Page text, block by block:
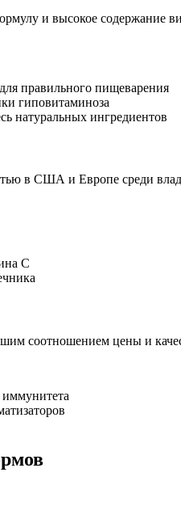
и высокое содержание
правильного пищеварения
гиповитаминоза
натуральных ингредиентов
в США и Европе среди
С
соотношением цены и